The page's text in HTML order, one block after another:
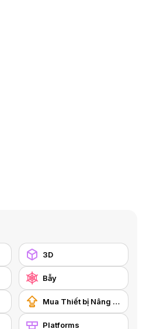
3D
Bẫy
Mua Thiết bị Nâng cấp
Platforms